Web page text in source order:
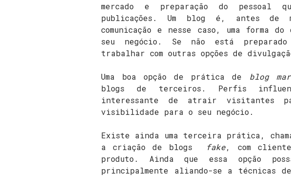
mercado e preparação do
publicações. Um blog é, antes de
comunicação e nesse caso, uma forma
seu negócio. Se não está
trabalhar com outras opções de
Uma boa opção de prática de blog
blogs de terceiros. Perfis
interessante de atrair visitantes
visibilidade para o seu negócio.
Existe ainda uma terceira prática,
a criação de blogs
fake, com
produto. Ainda que essa opção
principalmente aliando-se a técnicas